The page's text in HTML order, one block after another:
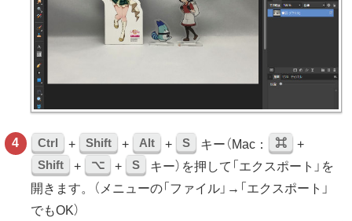
Ctrl + Shift + Alt + S キー（Mac： ⌘
+
Shift
+ ⌥ + S
キー）を押して「エクスポート」を
開きます。（メニューの「ファイル」→「エクスポート」
でもOK）